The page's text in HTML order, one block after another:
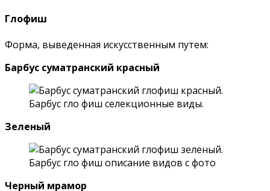
Глофиш
Форма, выведенная искусственным путем:
Барбус суматранский красный
Зеленый
Черный мрамор